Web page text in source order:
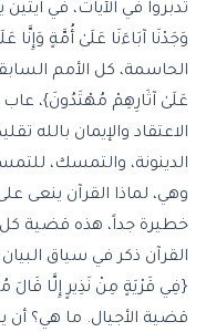
تدبروا في الآيات، في آيتين
وَجَدْنَا آبَاءَنَا عَلَىٰ أُمَّةٍ
الحاسمة، كل الأمم
عَلَىٰ آثَارِهِمْ مُهْتَدُونَ}،
الاعتقاد والإيمان بالله
الدينونة، والتمسك،
وهي، لماذا القرآن ينعى
خطيرة جداً، هذه قضية
القرآن ذكر في سياق
{فِي قَرْيَةٍ مِنْ نَذِيرٍ إِلَّا قَالَ
قضية الأجيال. ما هي؟ أن